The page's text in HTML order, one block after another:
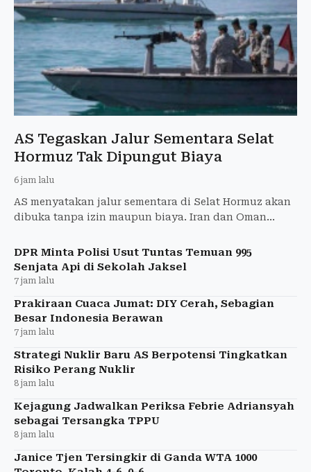
AS Tegaskan Jalur Sementara Selat
Hormuz Tak Dipungut Biaya
6 jam lalu
AS menyatakan jalur sementara di Selat Hormuz akan
dibuka tanpa izin maupun biaya. Iran dan Oman
pelayaran.
DPR Minta Polisi Usut Tuntas Temuan 995
Senjata Api di Sekolah Jaksel
7 jam lalu
Prakiraan Cuaca Jumat: DIY Cerah, Sebagian
Besar Indonesia Berawan
7 jam lalu
Strategi Nuklir Baru AS Berpotensi Tingkatkan
Risiko Perang Nuklir
8 jam lalu
Kejagung Jadwalkan Periksa Febrie Adriansyah
sebagai Tersangka TPPU
8 jam lalu
Janice Tjen Tersingkir di Ganda WTA 1000